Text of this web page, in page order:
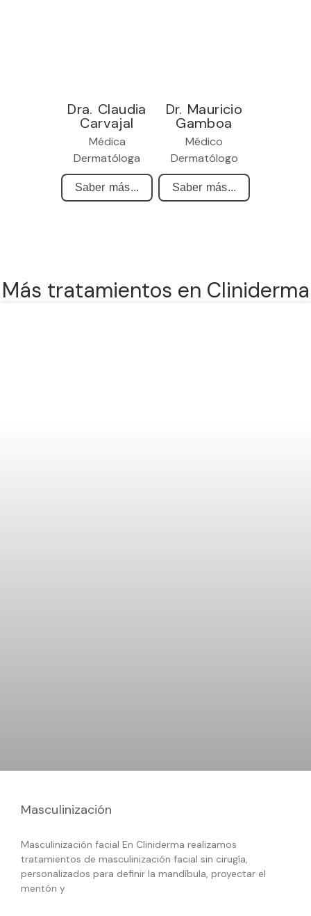
Dra. Claudia
Carvajal
Médica
Dermatóloga
Saber más...
Dr. Mauricio
Gamboa
Médico
Dermatólogo
Saber más...
Más tratamientos en Cliniderma
Masculinización
Masculinización facial En Cliniderma realizamos
tratamientos de masculinización facial sin cirugía,
personalizados para definir la mandíbula, proyectar el
mentón y